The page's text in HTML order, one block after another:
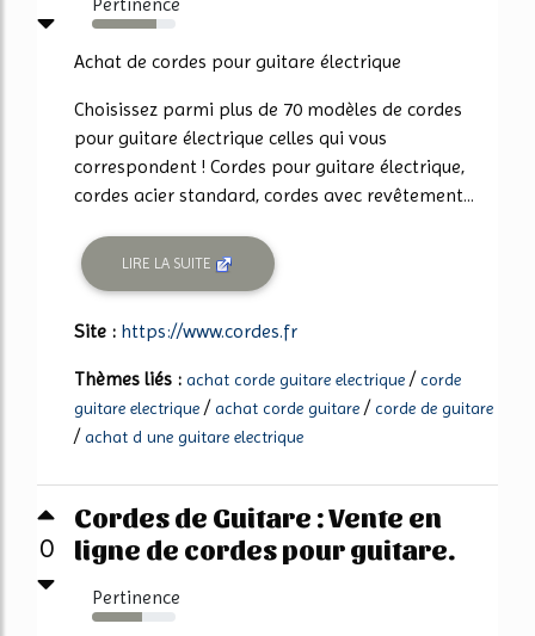
77%
Achat de cordes pour guitare électrique
Choisissez parmi plus de 70 modèles de cordes
pour guitare électrique celles qui vous
correspondent ! Cordes pour guitare électrique,
cordes acier standard, cordes avec revêtement...
LIRE LA SUITE
Site : https://www.cordes.fr
Thèmes liés : achat corde guitare electrique /corde
guitare electrique /achat corde guitare /corde de guitare
/achat d une guitare electrique
0
Cordes de Guitare : Vente en
ligne de cordes pour guitare.
Pertinence
60%